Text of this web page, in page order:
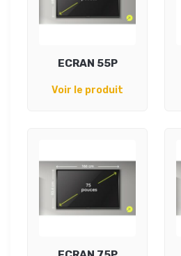
ECRAN 55P
Voir le produit